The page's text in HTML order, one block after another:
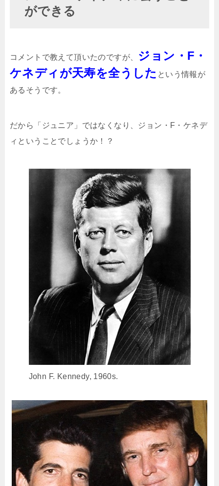
ができる
コメントで教えて頂いたのですが、 ジョン・F・
ケネディが天寿を全うした という情報が
あるそうです。
だから「ジュニア」ではなくなり、ジョン・F・ケネデ
ィということでしょうか！？
John F. Kennedy, 1960s.